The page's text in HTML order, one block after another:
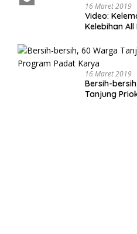
16 Maret 2019
Video:
Kelebihan All
16 Maret 2019
Bersih-
Tanjung